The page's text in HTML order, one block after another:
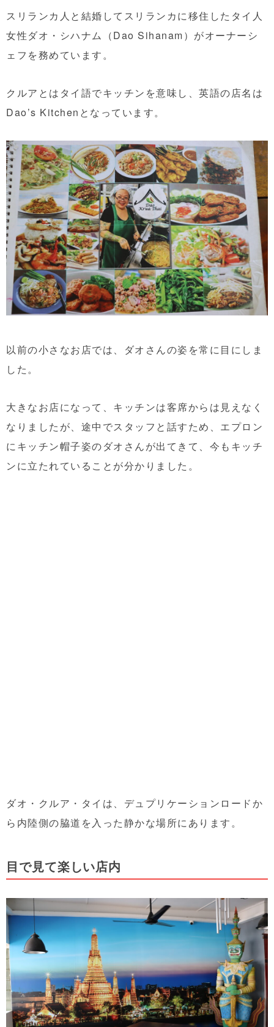
スリランカ人と結婚してスリランカに移住したタイ人
女性ダオ・シハナム（Dao Sihanam）がオーナーシ
ェフを務めています。
クルアとはタイ語でキッチンを意味し、英語の店名は
Dao’s Kitchenとなっています。
以前の小さなお店では、ダオさんの姿を常に目にしま
した。
大きなお店になって、キッチンは客席からは見えなく
なりましたが、途中でスタッフと話すため、エプロン
にキッチン帽子姿のダオさんが出てきて、今もキッチ
ンに立たれていることが分かりました。
ダオ・クルア・タイは、デュプリケーションロードか
ら内陸側の脇道を入った静かな場所にあります。
目で見て楽しい店内